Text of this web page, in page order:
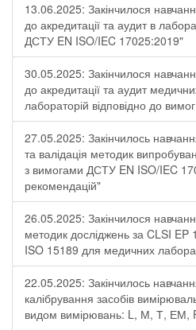
13.06.2025: Закінчилося
до акредитації та аудит в
ДСТУ EN ISO/IEC 17025:2019"
30.05.2025: Закінчилося
до акредитації та аудит
лабораторій відповідно до
27.05.2025: Закінчилось
та валідація методик
з вимогами ДСТУ EN ISO/IEC
рекомендацій"
26.05.2025: Закінчилося
методик досліджень за CLSI EP
ISO 15189 для медичних
22.05.2025: Закінчилось
калібрування засобів
видом вимірювань: L, М, Т, ЕМ,